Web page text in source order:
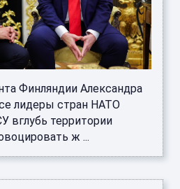
Финляндии Александра
лидеры стран НАТО
вглубь территории
ж ...